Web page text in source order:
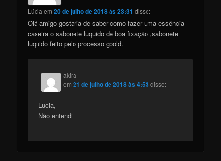
Lúcia em20 de julho de 2018 às 23:31 disse:
Olá amigo gostaria de saber como fazer uma essência
caseira o sabonete luquido de boa fixação ,sabonete
luquido feito pelo processo goold.
akira
em21 de julho de 2018 às 4:53 disse:
Lucia,
Não entendi